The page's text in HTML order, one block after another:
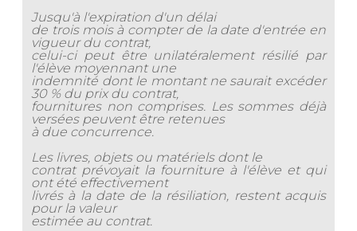
Jusqu'à l'expiration d'un délai
de trois mois à compter de la date d'entrée en
vigueur du contrat,
celui-ci peut être unilatéralement résilié par
l'élève moyennant une
indemnité dont le montant ne saurait excéder
30 % du prix du contrat,
fournitures non comprises. Les sommes déjà
versées peuvent être retenues
à due concurrence.
Les livres, objets ou matériels dont le
contrat prévoyait la fourniture à l'élève et qui
ont été effectivement
livrés à la date de la résiliation, restent acquis
pour la valeur
estimée au contrat.